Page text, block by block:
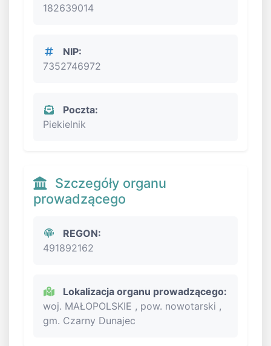
182639014
NIP:
7352746972
Poczta:
Piekielnik
Szczegóły organu
prowadzącego
REGON:
491892162
Lokalizacja organu prowadzącego:
woj. MAŁOPOLSKIE , pow. nowotarski ,
gm. Czarny Dunajec